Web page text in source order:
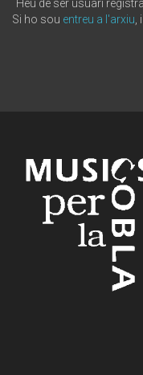
Heu de ser usuari
Si ho sou entreu a l'arxiu